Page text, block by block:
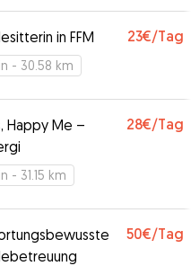
Sitterin über Gudog
unser Hund kein leichter
wichtig jemanden zu
mit Hunden hat, sie
sehr gutes Gefühl gegeben.
flexibel und hat sich mit
getroffen. Das hat
hätten uns niemand
Hund wünschen können.
in FFM 23€/Tag
- 30.58 km
Happy Me –
28€/Tag
- 31.15 km
50€/Tag